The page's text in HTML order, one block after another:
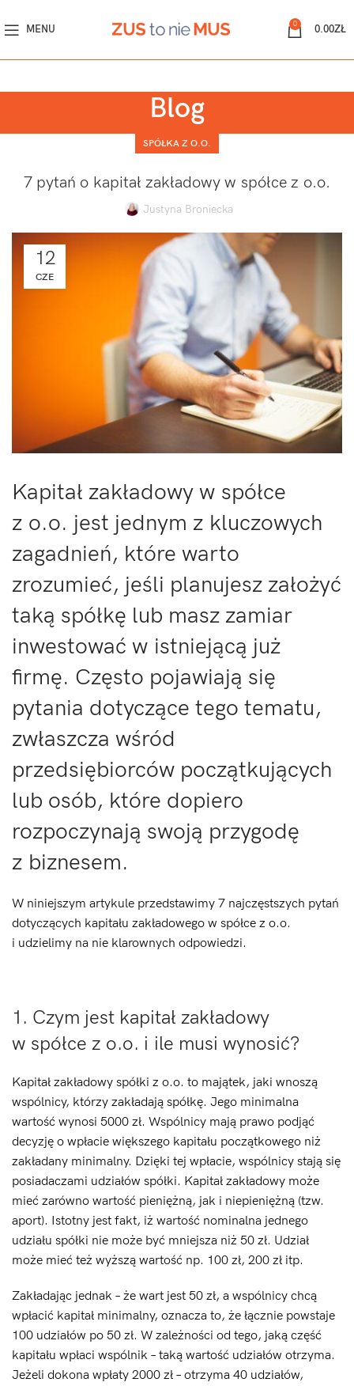
MENU 0 0.00ZŁ
Blog
SPÓŁKA Z O.O.
7 pytań o kapitał zakładowy w spółce z o.o.
Justyna Broniecka
12
CZE
Kapitał zakładowy w spółce
z o.o. jest jednym z kluczowych
zagadnień, które warto
zrozumieć, jeśli planujesz założyć
taką spółkę lub masz zamiar
inwestować w istniejącą już
firmę. Często pojawiają się
pytania dotyczące tego tematu,
zwłaszcza wśród
przedsiębiorców początkujących
lub osób, które dopiero
rozpoczynają swoją przygodę
z biznesem.
W niniejszym artykule przedstawimy 7 najczęstszych pytań
dotyczących kapitału zakładowego w spółce z o.o.
i udzielimy na nie klarownych odpowiedzi.
1. Czym jest kapitał zakładowy
w spółce z o.o. i ile musi wynosić?
Kapitał zakładowy spółki z o.o. to majątek, jaki wnoszą
wspólnicy, którzy zakładają spółkę. Jego minimalna
wartość wynosi 5000 zł. Wspólnicy mają prawo podjąć
decyzję o wpłacie większego kapitału początkowego niż
zakładany minimalny. Dzięki tej wpłacie, wspólnicy stają się
posiadaczami udziałów spółki. Kapitał zakładowy może
mieć zarówno wartość pieniężną, jak i niepieniężną (tzw.
aport). Istotny jest fakt, iż wartość nominalna jednego
udziału spółki nie może być mniejsza niż 50 zł. Udział
może mieć też wyższą wartość np. 100 zł, 200 zł itp.
Zakładając jednak – że wart jest 50 zł, a wspólnicy chcą
wpłacić kapitał minimalny, oznacza to, że łącznie powstaje
100 udziałów po 50 zł. W zależności od tego, jaką część
kapitału wpłaci wspólnik – taką wartość udziałów otrzyma.
Jeżeli dokona wpłaty 2000 zł – otrzyma 40 udziałów,